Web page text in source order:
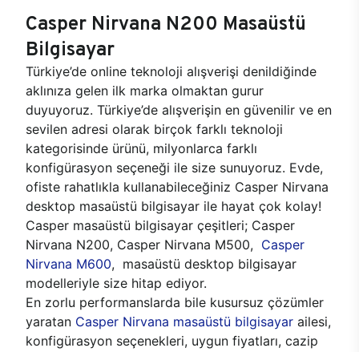
Casper Nirvana N200 Masaüstü
Bilgisayar
Türkiye’de online teknoloji alışverişi denildiğinde
aklınıza gelen ilk marka olmaktan gurur
duyuyoruz. Türkiye’de alışverişin en güvenilir ve en
sevilen adresi olarak birçok farklı teknoloji
kategorisinde ürünü, milyonlarca farklı
konfigürasyon seçeneği ile size sunuyoruz. Evde,
ofiste rahatlıkla kullanabileceğiniz Casper Nirvana
desktop masaüstü bilgisayar ile hayat çok kolay!
Casper masaüstü bilgisayar çeşitleri; Casper
Nirvana N200, Casper Nirvana M500, Casper
Nirvana M600, masaüstü desktop bilgisayar
modelleriyle size hitap ediyor.
En zorlu performanslarda bile kusursuz çözümler
yaratan Casper Nirvana masaüstü bilgisayar ailesi,
konfigürasyon seçenekleri, uygun fiyatları, cazip